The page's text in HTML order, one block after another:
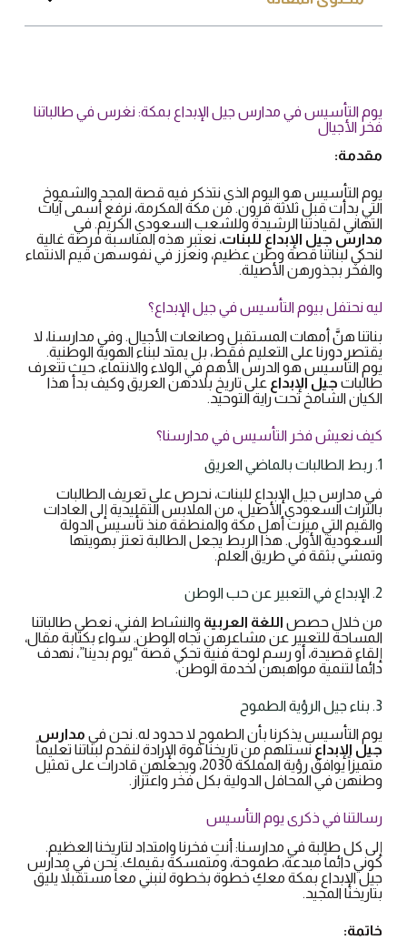
يوم التأسيس في مدارس جيل الإبداع بمكة: نغرس في طالباتنا
فخر الأجيال
مقدمة:
يوم التأسيس هو اليوم الذي نتذكر فيه قصة المجد والشموخ
التي بدأت قبل ثلاثة قرون. من مكة المكرمة، نرفع أسمى آيات
التهاني لقيادتنا الرشيدة وللشعب السعودي الكريم. في
مدارس جيل الإبداع للبنات، نعتبر هذه المناسبة فرصة غالية
لنحكي لبناتنا قصة وطن عظيم، ونعزز في نفوسهن قيم الانتماء
والفخر بجذورهن الأصيلة.
​ليه نحتفل بيوم التأسيس في جيل الإبداع؟
​بناتنا هنَّ أمهات المستقبل وصانعات الأجيال. وفي مدارسنا، لا
يقتصر دورنا على التعليم فقط، بل يمتد لبناء الهوية الوطنية.
يوم التأسيس هو الدرس الأهم في الولاء والانتماء، حيث تتعرف
طالبات جيل الإبداع على تاريخ بلادهن العريق وكيف بدأ هذا
الكيان الشامخ تحت راية التوحيد.
​كيف نعيش فخر التأسيس في مدارسنا؟
​1. ربط الطالبات بالماضي العريق
​في مدارس جيل الإبداع للبنات، نحرص على تعريف الطالبات
بالتراث السعودي الأصيل، من الملابس التقليدية إلى العادات
والقيم التي ميزت أهل مكة والمنطقة منذ تأسيس الدولة
السعودية الأولى. هذا الربط يجعل الطالبة تعتز بهويتها
وتمشي بثقة في طريق العلم.
​2. الإبداع في التعبير عن حب الوطن
​من خلال حصص اللغة العربية والنشاط الفني، نعطي طالباتنا
المساحة للتعبير عن مشاعرهن تجاه الوطن. سواء بكتابة مقال،
إلقاء قصيدة، أو رسم لوحة فنية تحكي قصة “يوم بدينا”، نهدف
دائماً لتنمية مواهبهن لخدمة الوطن.
​3. بناء جيل الرؤية الطموح
​يوم التأسيس يذكرنا بأن الطموح لا حدود له. نحن في مدارس
جيل الإبداع نستلهم من تاريخنا قوة الإرادة لنقدم لبناتنا تعليماً
متميزاً يوافق رؤية المملكة 2030، ويجعلهن قادرات على تمثيل
وطنهن في المحافل الدولية بكل فخر واعتزاز.
​رسالتنا في ذكرى يوم التأسيس
​إلى كل طالبة في مدارسنا: أنتِ فخرنا وامتداد لتاريخنا العظيم.
كوني دائماً مبدعة، طموحة، ومتمسكة بقيمك. نحن في مدارس
جيل الإبداع بمكة معكِ خطوة بخطوة لنبني معاً مستقبلاً يليق
بتاريخنا المجيد.
خاتمة: